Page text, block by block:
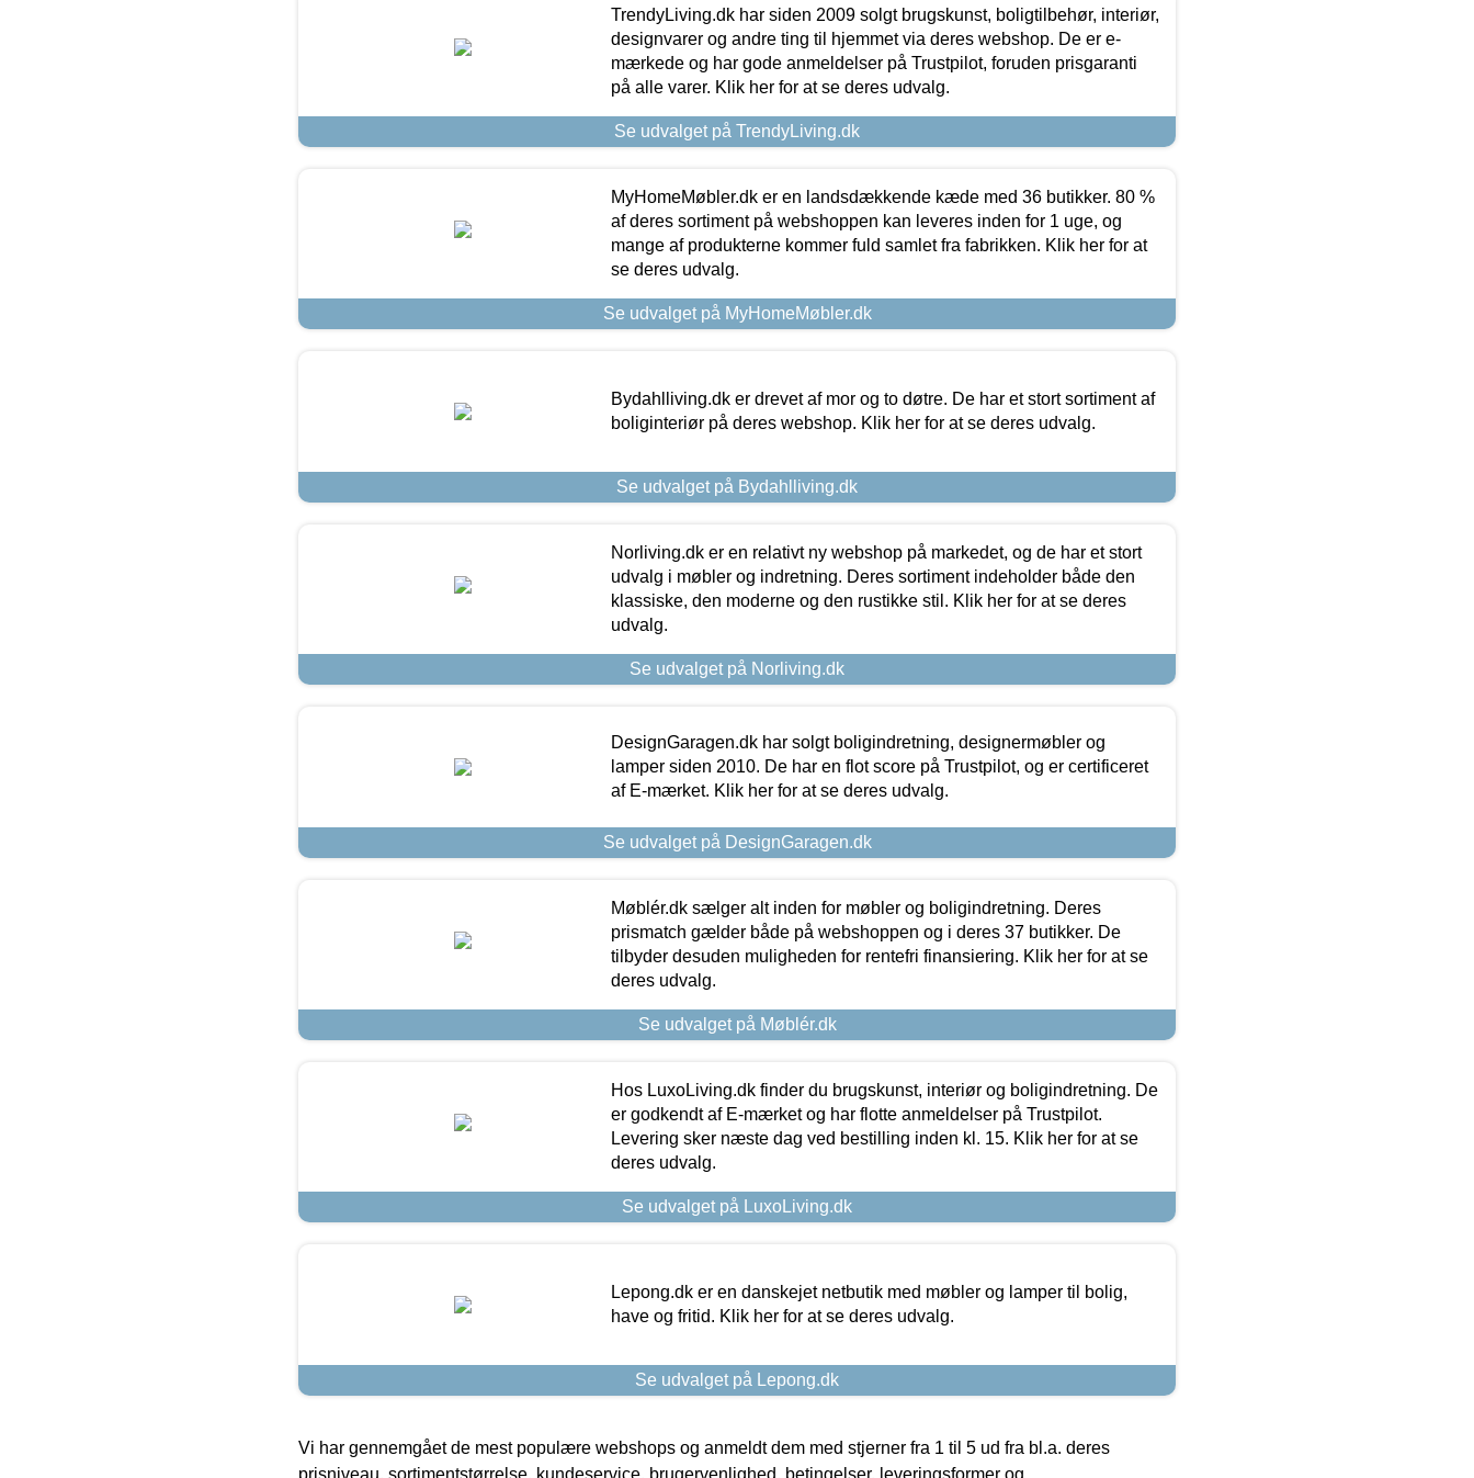
TrendyLiving.dk har siden 2009 solgt brugskunst, boligtilbehør, interiør,
designvarer og andre ting til hjemmet via deres webshop. De er e-
mærkede og har gode anmeldelser på Trustpilot, foruden prisgaranti
på alle varer. Klik her for at se deres udvalg.
Se udvalget på TrendyLiving.dk
MyHomeMøbler.dk er en landsdækkende kæde med 36 butikker. 80 %
af deres sortiment på webshoppen kan leveres inden for 1 uge, og
mange af produkterne kommer fuld samlet fra fabrikken. Klik her for at
se deres udvalg.
Se udvalget på MyHomeMøbler.dk
Bydahlliving.dk er drevet af mor og to døtre. De har et stort sortiment af
boliginteriør på deres webshop. Klik her for at se deres udvalg.
Se udvalget på Bydahlliving.dk
Norliving.dk er en relativt ny webshop på markedet, og de har et stort
udvalg i møbler og indretning. Deres sortiment indeholder både den
klassiske, den moderne og den rustikke stil. Klik her for at se deres
udvalg.
Se udvalget på Norliving.dk
DesignGaragen.dk har solgt boligindretning, designermøbler og
lamper siden 2010. De har en flot score på Trustpilot, og er certificeret
af E-mærket. Klik her for at se deres udvalg.
Se udvalget på DesignGaragen.dk
Møblér.dk sælger alt inden for møbler og boligindretning. Deres
prismatch gælder både på webshoppen og i deres 37 butikker. De
tilbyder desuden muligheden for rentefri finansiering. Klik her for at se
deres udvalg.
Se udvalget på Møblér.dk
Hos LuxoLiving.dk finder du brugskunst, interiør og boligindretning. De
er godkendt af E-mærket og har flotte anmeldelser på Trustpilot.
Levering sker næste dag ved bestilling inden kl. 15. Klik her for at se
deres udvalg.
Se udvalget på LuxoLiving.dk
Lepong.dk er en danskejet netbutik med møbler og lamper til bolig,
have og fritid. Klik her for at se deres udvalg.
Se udvalget på Lepong.dk
Vi har gennemgået de mest populære webshops og anmeldt dem med stjerner fra 1 til 5 ud fra bl.a. deres